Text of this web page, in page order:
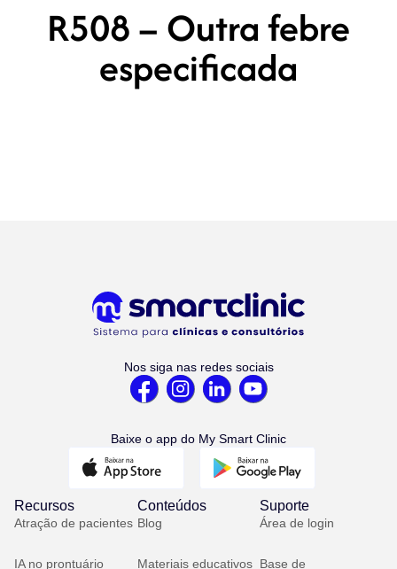
R508 – Outra febre
especificada
Nos siga nas redes sociais
Baixe o app do My Smart Clinic
Recursos
Atração de pacientes
IA no prontuário
Conteúdos
Blog
Materiais educativos
Suporte
Área de login
Base de